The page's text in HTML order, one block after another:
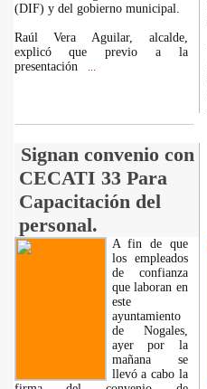
(DIF) y del gobierno municipal.
Raúl Vera Aguilar, alcalde,
explicó que previo a la
presentación
Signan convenio con
CECATI 33 Para
Capacitación del
personal.
A fin de que
los empleados
de confianza
que laboran en
este
ayuntamiento
de Nogales,
ayer por la
mañana se
llevó a cabo la